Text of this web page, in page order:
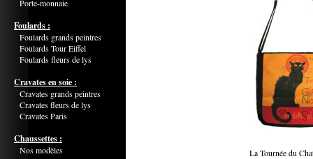
Porte-monnaie
Foulards :
Foulards grands peintres
Foulards Tour Eiffel
Foulards fleurs de lys
Cravates en soie :
Cravates grands peintres
Cravates fleurs de lys
Cravates Paris
Chaussettes :
Nos modèles La Tournée du